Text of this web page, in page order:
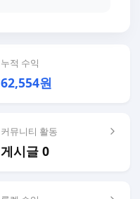
누적 수익
62,554원
커뮤니티 활동
게시글 0